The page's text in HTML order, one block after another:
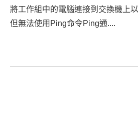
將工作組中的電腦連接到交換機上
但無法使用Ping命令Ping通....